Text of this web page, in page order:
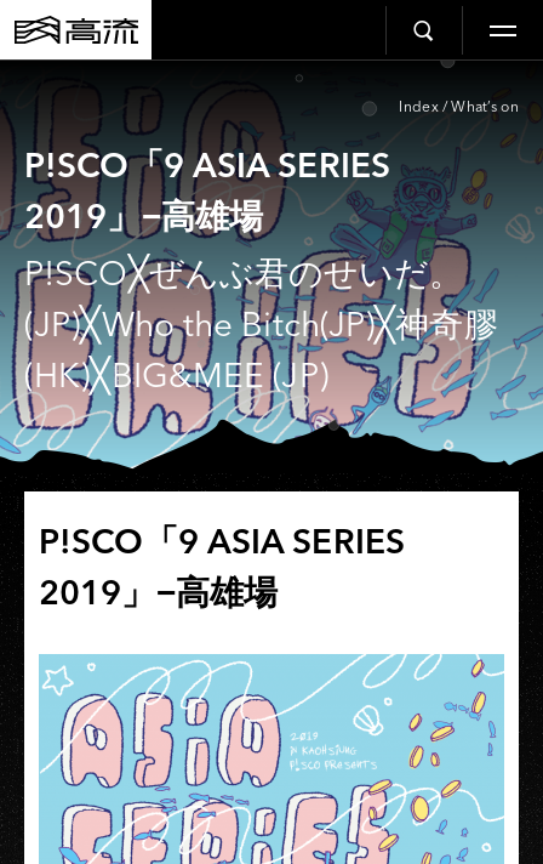
Index / What’s on
P!SCO「9 ASIA SERIES
2019」−高雄場
P!SCO╳ぜんぶ君のせいだ。
(JP)╳Who the Bitch(JP)╳神奇膠
(HK)╳BIG&MEE (JP)
P!SCO「9 ASIA SERIES
2019」−高雄場